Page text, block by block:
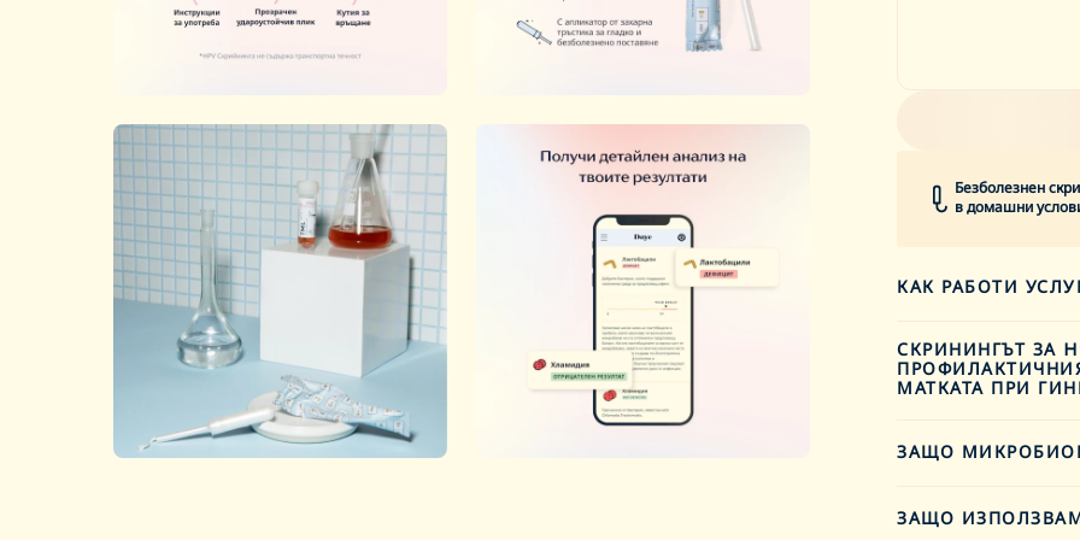
Безболезнен
в домашни
КАК РАБОТИ
Daye, носи го
предпочиташ),
менопауза,
След като вземеш
СКРИНИНГЪТ ЗА
МАТКАТА ПРИ
профилактичния
програми за
ЗАЩО
във вагината,
ЗАЩО